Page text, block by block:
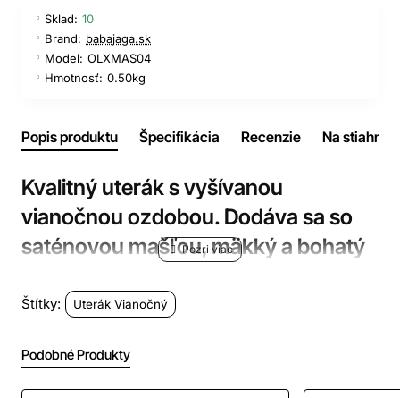
Sklad: 10
Brand: babajaga.sk
Model: OLXMAS04
Hmotnosť: 0.50kg
Popis produktu Špecifikácia Recenzie Na
Kvalitný uterák s vyšívanou
vianočnou ozdobou. Dodáva sa so
saténovou mašľou, mäkký a bohatý
škodlivé látky!100% prstencová
rozmer: 45 x 70cm
Štítky: Uterák Vianočný
Podobné Produkty